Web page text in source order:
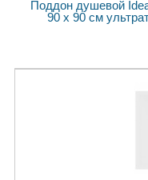
Поддон душевой
90 x 90 см